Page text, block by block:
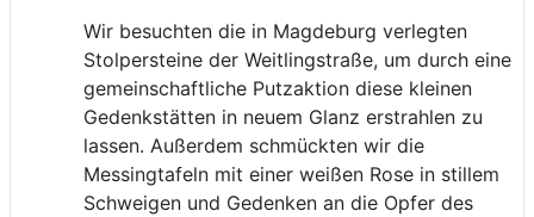
Wir besuchten die in Magdeburg verlegten
Stolpersteine der Weitlingstraße, um durch eine
gemeinschaftliche Putzaktion diese kleinen
Gedenkstätten in neuem Glanz erstrahlen zu
lassen. Außerdem schmückten wir die
Messingtafeln mit einer weißen Rose in stillem
Schweigen und Gedenken an die Opfer des